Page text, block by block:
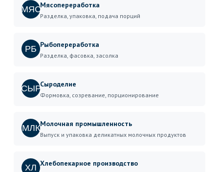
МЯСМясопереработка
Разделка, упаковка, подача порций
РБ Рыбопереработка
Разделка, фасовка, засолка
СЫРСыроделие
Формовка, созревание, порционирование
МЛКМолочная промышленность
Выпуск и упаковка деликатных молочных продуктов
ХЛ Хлебопекарное производство